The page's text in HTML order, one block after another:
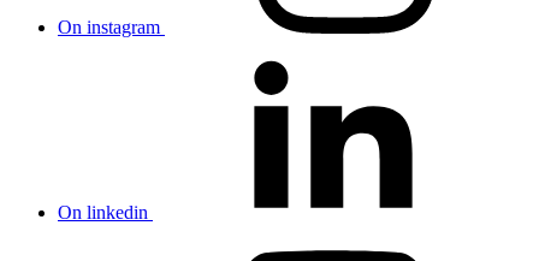
On instagram
On linkedin